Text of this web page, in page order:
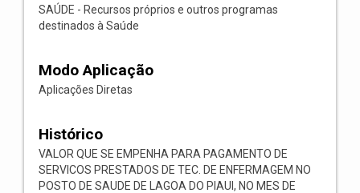
SAÚDE - Recursos próprios e outros programas
destinados à Saúde
Modo Aplicação
Aplicações Diretas
Histórico
VALOR QUE SE EMPENHA PARA PAGAMENTO DE
SERVICOS PRESTADOS DE TEC. DE ENFERMAGEM NO
POSTO DE SAUDE DE LAGOA DO PIAUI, NO MES DE